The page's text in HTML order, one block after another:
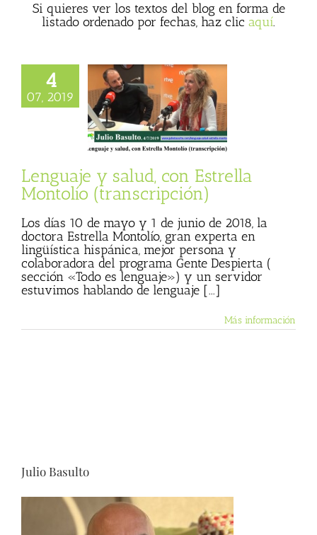
Si quieres ver los textos del blog en forma de
listado ordenado por fechas, haz clic aquí.
4
07, 2019
y salud, con
Montolío
Lenguaje y salud, con Estrella
Montolío (transcripción)
Los días 10 de mayo y 1 de junio de 2018, la
doctora Estrella Montolío, gran experta en
lingüística hispánica, mejor persona y
colaboradora del programa Gente Despierta (
sección «Todo es lenguaje») y un servidor
estuvimos hablando de lenguaje [...]
Más información
Julio Basulto